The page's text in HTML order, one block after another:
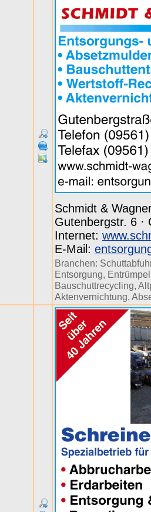
Schmidt &
Gutenbergstr. 6 ·
Internet:
E-Mail:
Branchen:
Entsorgung,
Bauschuttrecycling,
Aktenvernichtung,